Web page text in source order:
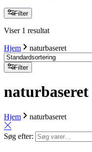
Filter
Viser 1 resultat
Hjem naturbaseret
Filter
naturbaseret
Hjem naturbaseret
Søg efter: